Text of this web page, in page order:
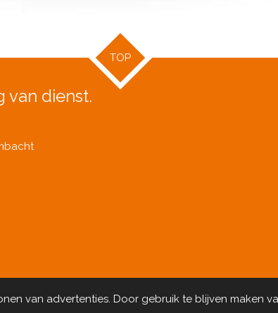
van advertenties. Door gebruik te blijven maken
TOP
van dienst.